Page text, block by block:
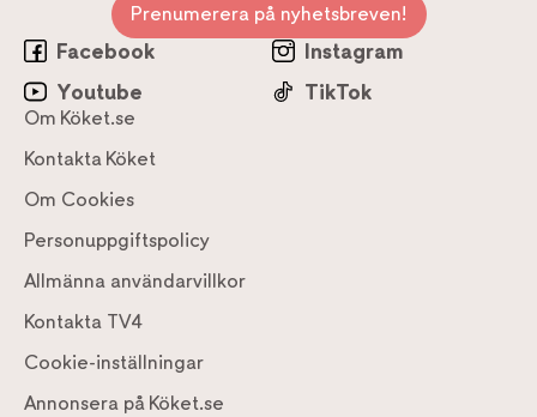
Prenumerera på nyhetsbreven!
Facebook
Instagram
Youtube
TikTok
Om Köket.se
Kontakta Köket
Om Cookies
Personuppgiftspolicy
Allmänna användarvillkor
Kontakta TV4
Cookie-inställningar
Annonsera på Köket.se